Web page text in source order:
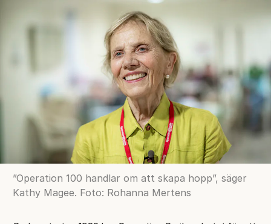
”Operation 100 handlar om att skapa hopp”, säger
Kathy Magee. Foto: Rohanna Mertens